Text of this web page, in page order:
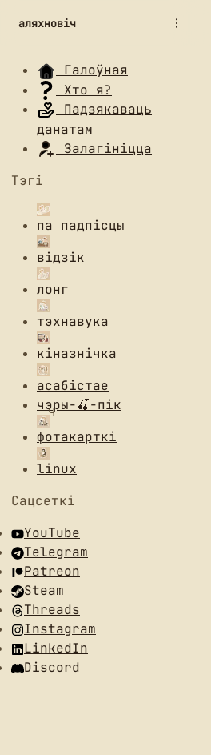
е
н
е
а
е
з
аляхновіч
Галоўная
Хто я?
Падзякаваць
данатам
Залагініцца
Тэгі
па падпісцы
відзік
лонг
тэхнавука
кіназнічка
асабістае
чэры-🍒-пік
фотакарткі
linux
Сацсеткі
YouTube
Telegram
Patreon
Steam
Threads
Instagram
LinkedIn
Discord